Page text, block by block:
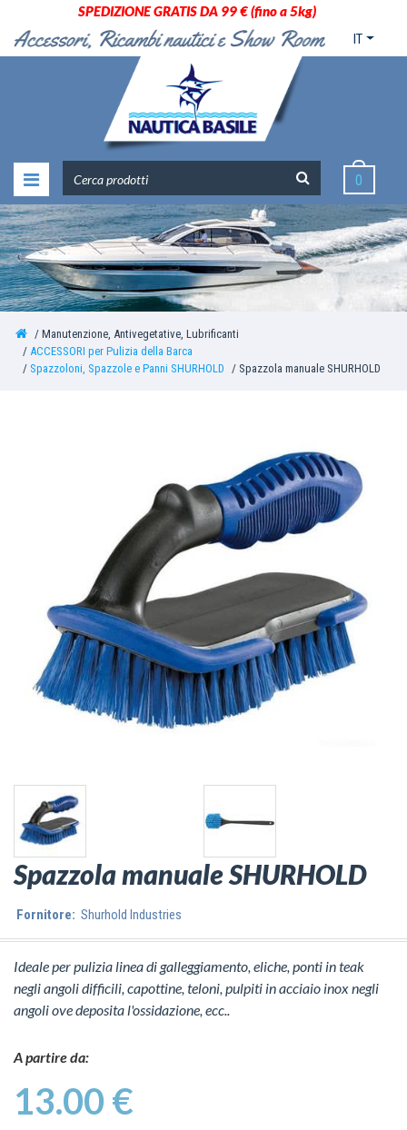
SPEDIZIONE GRATIS DA 99 € (fino a 5kg)
IT
0
Manutenzione, Antivegetative, Lubrificanti
ACCESSORI per Pulizia della Barca
Spazzoloni, Spazzole e Panni SHURHOLD
Spazzola manuale SHURHOLD
Spazzola manuale SHURHOLD
Fornitore: Shurhold Industries
Ideale per pulizia linea di galleggiamento, eliche, ponti in teak
negli angoli difficili, capottine, teloni, pulpiti in acciaio inox negli
angoli ove deposita l'ossidazione, ecc..
A partire da:
13.00 €